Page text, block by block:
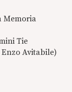
Memoria
Tie
Enzo Avitabile)